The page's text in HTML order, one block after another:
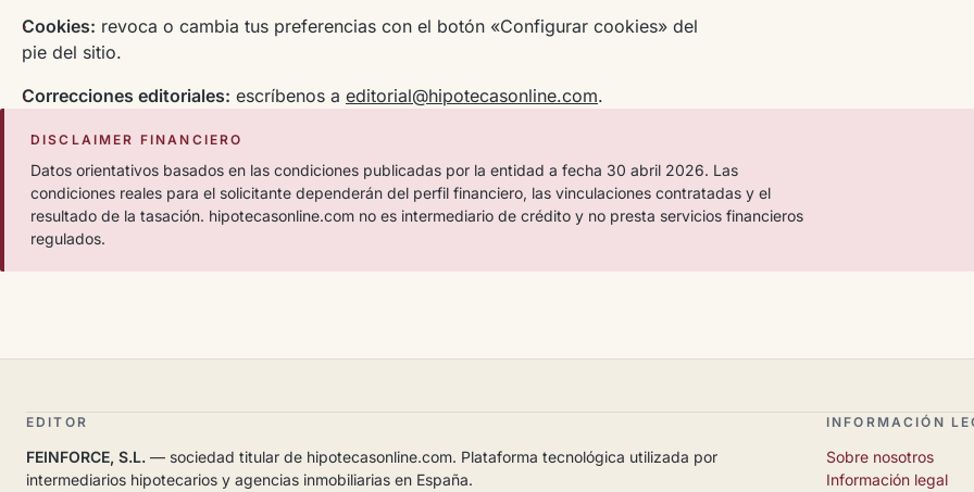
Cookies: revoca o cambia tus preferencias con el botón «Configurar cookies» del
pie del sitio.
Correcciones editoriales: escríbenos a editorial@hipotecasonline.com.
DISCLAIMER FINANCIERO
Datos orientativos basados en las condiciones publicadas por la entidad a fecha 30 abril 2026. Las
condiciones reales para el solicitante dependerán del perfil financiero, las vinculaciones contratadas y el
resultado de la tasación. hipotecasonline.com no es intermediario de crédito y no presta servicios financieros
regulados.
EDITOR
FEINFORCE, S.L. — sociedad titular de hipotecasonline.com. Plataforma tecnológica utilizada por
intermediarios hipotecarios y agencias inmobiliarias en España.
INFORMACIÓN
Sobre nosotros
Información legal